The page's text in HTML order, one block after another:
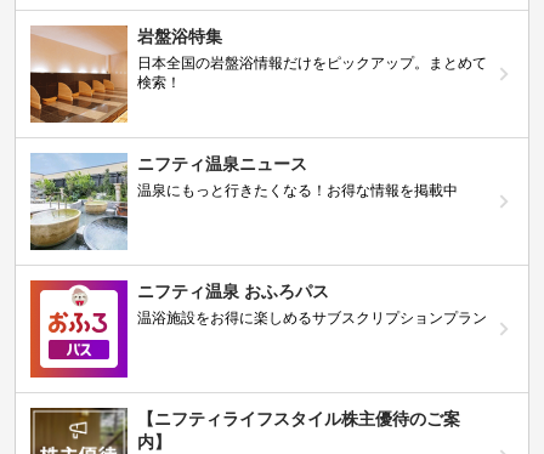
岩盤浴特集
日本全国の岩盤浴情報だけをピックアップ。まとめて
検索！
ニフティ温泉ニュース
温泉にもっと行きたくなる！お得な情報を掲載中
ニフティ温泉 おふろパス
温浴施設をお得に楽しめるサブスクリプションプラン
【ニフティライフスタイル株主優待のご案
内】